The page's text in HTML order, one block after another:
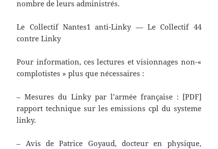
nombre de leurs administrés.
Le Collectif Nantes1 anti-Linky — Le Collectif 44
contre Linky
Pour information, ces lectures et visionnages non-«
complotistes » plus que nécessaires :
– Mesures du Linky par l’armée française : [PDF]
rapport technique sur les emissions cpl du systeme
linky.
– Avis de Patrice Goyaud, docteur en physique,